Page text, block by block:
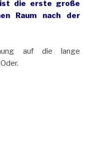
die erste große
Raum nach der
auf die lange